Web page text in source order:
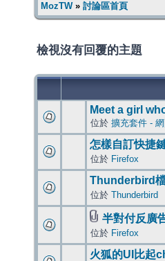
MozTW» 討論區首頁
檢視沒有回覆的主題
Meet a girl
位於 擴充套件 -
怎樣自訂快捷
位於 Firefox
Thunderbird
位於 Thunderbird
半對付反廣
位於 Firefox
火狐的UI比起